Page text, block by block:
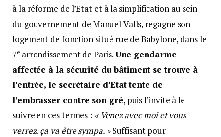
à la réforme de l’Etat et à la simplification au sein
du gouvernement de Manuel Valls, regagne son
logement de fonction situé rue de Babylone, dans le
7e arrondissement de Paris.Une gendarme
affectée à la sécurité du bâtiment se trouve à
l’entrée, le secrétaire d’Etat tente de
l’embrasser contre son gré, puis l’invite à le
suivre en ces termes : « Venez avec moi et vous
verrez, ça va être sympa. »Suffisant pour